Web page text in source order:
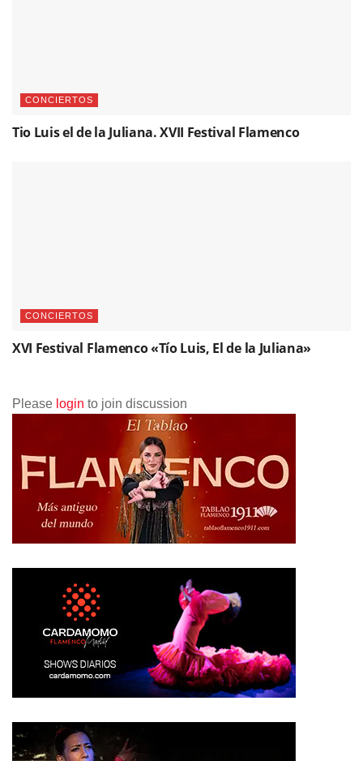
CONCIERTOS
Tio Luis el de la Juliana. XVII Festival Flamenco
CONCIERTOS
XVI Festival Flamenco «Tío Luis, El de la Juliana»
Please login to join discussion